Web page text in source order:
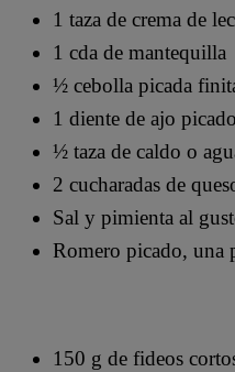
1 taza de crema de
1 cda de mantequilla
½ cebolla picada
1 diente de ajo picado
½ taza de caldo o
2 cucharadas de
Sal y pimienta al
Romero picado, una
150 g de fideos